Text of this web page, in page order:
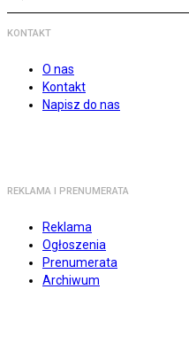
KONTAKT
O nas
Kontakt
Napisz do nas
REKLAMA I PRENUMERATA
Reklama
Ogłoszenia
Prenumerata
Archiwum